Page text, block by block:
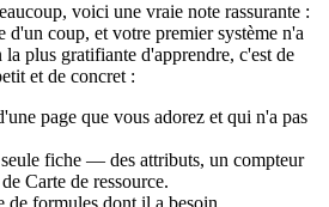
voici une vraie note rassurante :
d'un coup, et votre premier système n'a
plus gratifiante d'apprendre, c'est de
et de concret :
page que vous adorez et qui n'a pas
fiche — des attributs, un compteur
Carte de ressource.